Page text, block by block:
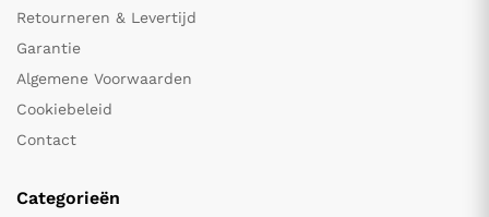
Retourneren & Levertijd
Garantie
Algemene Voorwaarden
Cookiebeleid
Contact
Categorieën